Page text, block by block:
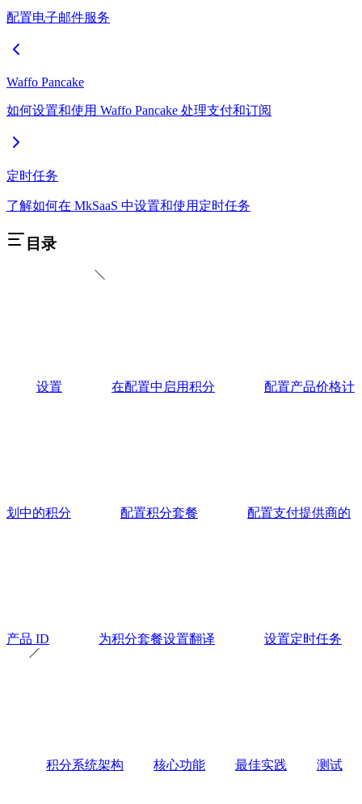
配置电子邮件服务
Waffo Pancake
如何设置和使用 Waffo Pancake 处理支付和订阅
定时任务
了解如何在 MkSaaS 中设置和使用定时任务
目录
设置 在配置中启用积分 配置产品价格计
划中的积分 配置积分套餐 配置支付提供商的
产品 ID 为积分套餐设置翻译 设置定时任务
积分系统架构 核心功能 最佳实践 测试